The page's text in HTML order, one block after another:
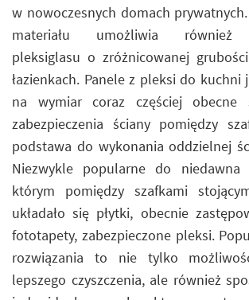
w nowoczesnych domach
materiału umożliwia również
pleksiglasu o zróżnicowanej
łazienkach. Panele z pleksi do kuchni
na wymiar coraz częściej
zabezpieczenia ściany pomiędzy
podstawa do wykonania oddzielnej
Niezwykle popularne do niedawna
którym pomiędzy szafkami
układało się płytki, obecnie
fototapety, zabezpieczone pleksi.
rozwiązania to nie tylko
lepszego czyszczenia, ale również